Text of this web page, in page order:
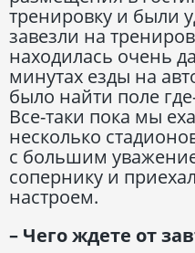
тренировку и были
завезли на
находилась очень
минутах езды на
было найти поле
Все-таки пока мы
несколько
с большим
сопернику и
настроем.
– Чего ждете от